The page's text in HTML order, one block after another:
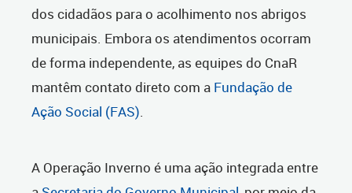
dos cidadãos para o acolhimento nos abrigos
municipais. Embora os atendimentos ocorram
de forma independente, as equipes do CnaR
mantêm contato direto com a Fundação de
Ação Social (FAS).
A Operação Inverno é uma ação integrada entre